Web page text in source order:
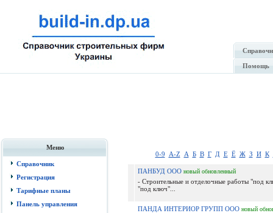
Помощь
Меню
Справочник
Регистрация
Тарифные планы
Панель управления
0-9 A-Z А Б В Г Д Е Ё Ж З И К
ПАНБУД ООО новый обновленный
- Строительные и отделочные работы "под
"под ключ"...
ПАНДА ИНТЕРИОР ГРУПП ООО новый